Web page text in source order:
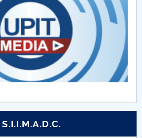
S.I.I.M.A.D.C.